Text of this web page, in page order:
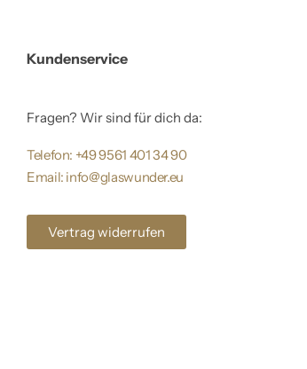
Kundenservice
Fragen? Wir sind für dich da:
Telefon: +49 9561 401 34 90
Email: info@glaswunder.eu
Vertrag widerrufen